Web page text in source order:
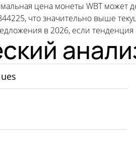
цена монеты WBT может
что значительно выше
в 2026, если тенденция